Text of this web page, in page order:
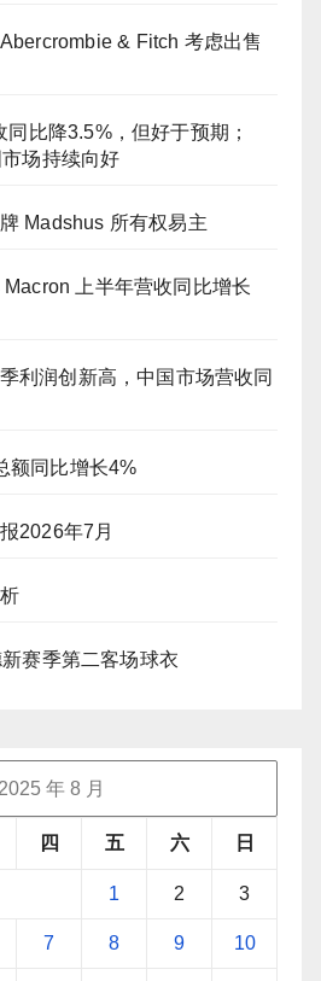
& Fitch 考虑出售
比降3.5%，但好于预期；
场持续向好
Madshus 所有权易主
上半年营收同比增长
利润创新高，中国市场营收同
额同比增长4%
2026年7月
赛季第二客场球衣
2025 年 8 月
四 五 六 日
1 2 3
7 8 9 10